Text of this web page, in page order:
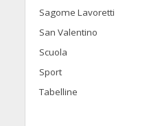
Sagome Lavoretti
San Valentino
Scuola
Sport
Tabelline